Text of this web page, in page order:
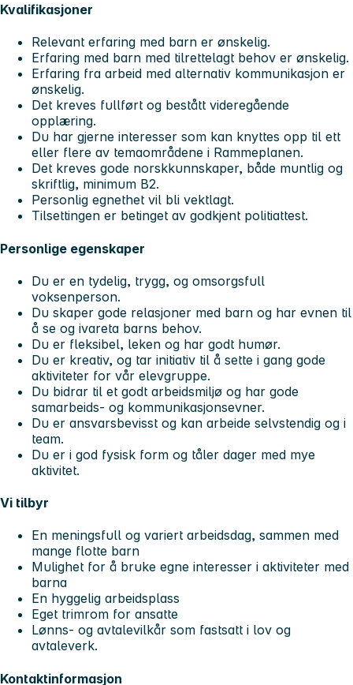
Kvalifikasjoner
Relevant erfaring med barn er ønskelig.
Erfaring med barn med tilrettelagt behov er ønskelig.
Erfaring fra arbeid med alternativ kommunikasjon er
ønskelig.
Det kreves fullført og bestått videregående
opplæring.
Du har gjerne interesser som kan knyttes opp til ett
eller flere av temaområdene i Rammeplanen.
Det kreves gode norskkunnskaper, både muntlig og
skriftlig, minimum B2.
Personlig egnethet vil bli vektlagt.
Tilsettingen er betinget av godkjent politiattest.
Personlige egenskaper
Du er en tydelig, trygg, og omsorgsfull
voksenperson.
Du skaper gode relasjoner med barn og har evnen til
å se og ivareta barns behov.
Du er fleksibel, leken og har godt humør.
Du er kreativ, og tar initiativ til å sette i gang gode
aktiviteter for vår elevgruppe.
Du bidrar til et godt arbeidsmiljø og har gode
samarbeids- og kommunikasjonsevner.
Du er ansvarsbevisst og kan arbeide selvstendig og i
team.
Du er i god fysisk form og tåler dager med mye
aktivitet.
Vi tilbyr
En meningsfull og variert arbeidsdag, sammen med
mange flotte barn
Mulighet for å bruke egne interesser i aktiviteter med
barna
En hyggelig arbeidsplass
Eget trimrom for ansatte
Lønns- og avtalevilkår som fastsatt i lov og
avtaleverk.
Kontaktinformasjon